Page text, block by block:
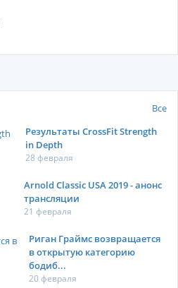
Все
Результаты CrossFit Strength
in Depth
28 февраля
Arnold Classic USA 2019 - анонс
трансляции
21 февраля
Риган Граймс возвращается
в открытую категорию
бодиб...
20 февраля